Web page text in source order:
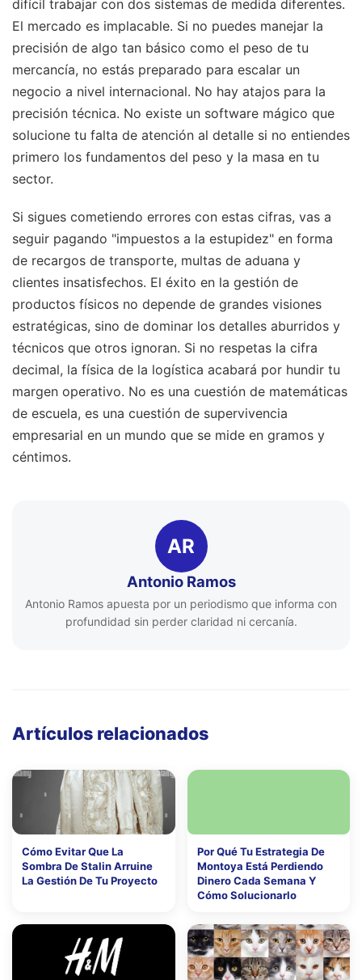
difícil trabajar con dos sistemas de medida diferentes.
El mercado es implacable. Si no puedes manejar la
precisión de algo tan básico como el peso de tu
mercancía, no estás preparado para escalar un
negocio a nivel internacional. No hay atajos para la
precisión técnica. No existe un software mágico que
solucione tu falta de atención al detalle si no entiendes
primero los fundamentos del peso y la masa en tu
sector.
Si sigues cometiendo errores con estas cifras, vas a
seguir pagando "impuestos a la estupidez" en forma
de recargos de transporte, multas de aduana y
clientes insatisfechos. El éxito en la gestión de
productos físicos no depende de grandes visiones
estratégicas, sino de dominar los detalles aburridos y
técnicos que otros ignoran. Si no respetas la cifra
decimal, la física de la logística acabará por hundir tu
margen operativo. No es una cuestión de matemáticas
de escuela, es una cuestión de supervivencia
empresarial en un mundo que se mide en gramos y
céntimos.
AR
Antonio Ramos
Antonio Ramos apuesta por un periodismo que informa con
profundidad sin perder claridad ni cercanía.
Artículos relacionados
Cómo Evitar Que La
Sombra De Stalin Arruine
La Gestión De Tu Proyecto
Por Qué Tu Estrategia De
Montoya Está Perdiendo
Dinero Cada Semana Y
Cómo Solucionarlo